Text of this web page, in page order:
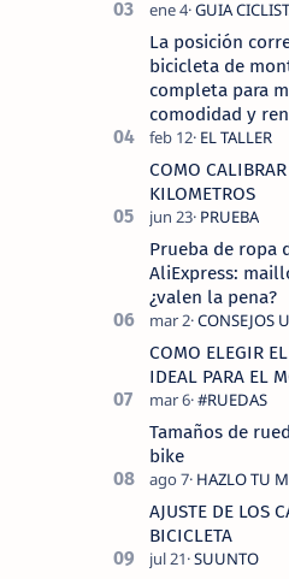
La posición
bicicleta de
completa para
comodidad y
COMO
KILOMETROS
Prueba de ropa
AliExpress:
¿valen la pena?
COMO ELEGIR
IDEAL PARA EL
Tamaños de
bike
AJUSTE DE LOS
BICICLETA